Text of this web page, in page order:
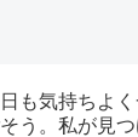
も気持ちよ
う。私が見